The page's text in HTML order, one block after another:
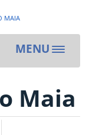
MAIA
MENU
Toggle
Maia